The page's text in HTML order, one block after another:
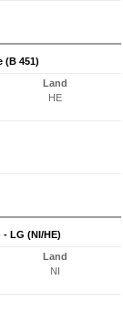
(B 451)
Land
HE
LG (NI/HE)
Land
NI